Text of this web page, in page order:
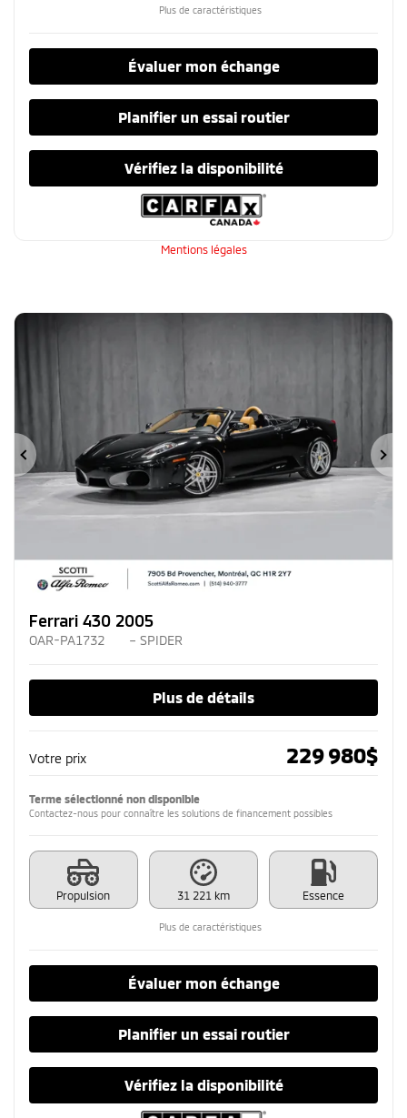
Plus de caractéristiques
Évaluer mon échange
Planifier un essai routier
Vérifiez la disponibilité
Mentions légales
Précédent
Ferrari 430 2005
OAR-PA1732 – SPIDER
Plus de détails
Votre prix 229 980$
Terme sélectionné non disponible
Contactez-nous pour connaître les solutions de financement possibles
Propulsion 31 221 km Essence
Plus de caractéristiques
Évaluer mon échange
Planifier un essai routier
Vérifiez la disponibilité